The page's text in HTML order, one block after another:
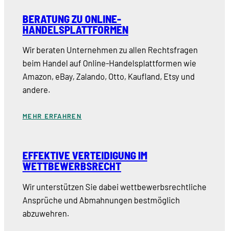
BERATUNG ZU ONLINE-
HANDELSPLATTFORMEN
Wir beraten Unternehmen zu allen Rechtsfragen
beim Handel auf Online-Handelsplattformen wie
Amazon, eBay, Zalando, Otto, Kaufland, Etsy und
andere.
MEHR ERFAHREN
EFFEKTIVE VERTEIDIGUNG IM
WETTBEWERBSRECHT
Wir unterstützen Sie dabei wettbewerbsrechtliche
Ansprüche und Abmahnungen bestmöglich
abzuwehren.